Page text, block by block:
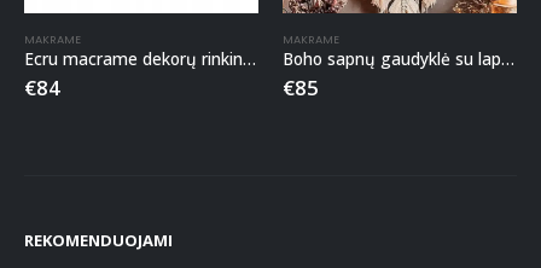
MAKRAME
Ecru macrame dekorų rinkinys (2 vnt.)
€84
MAKRAME
Boho sapnų gaudyklė su lapais 88x30cm
€85
REKOMENDUOJAMI